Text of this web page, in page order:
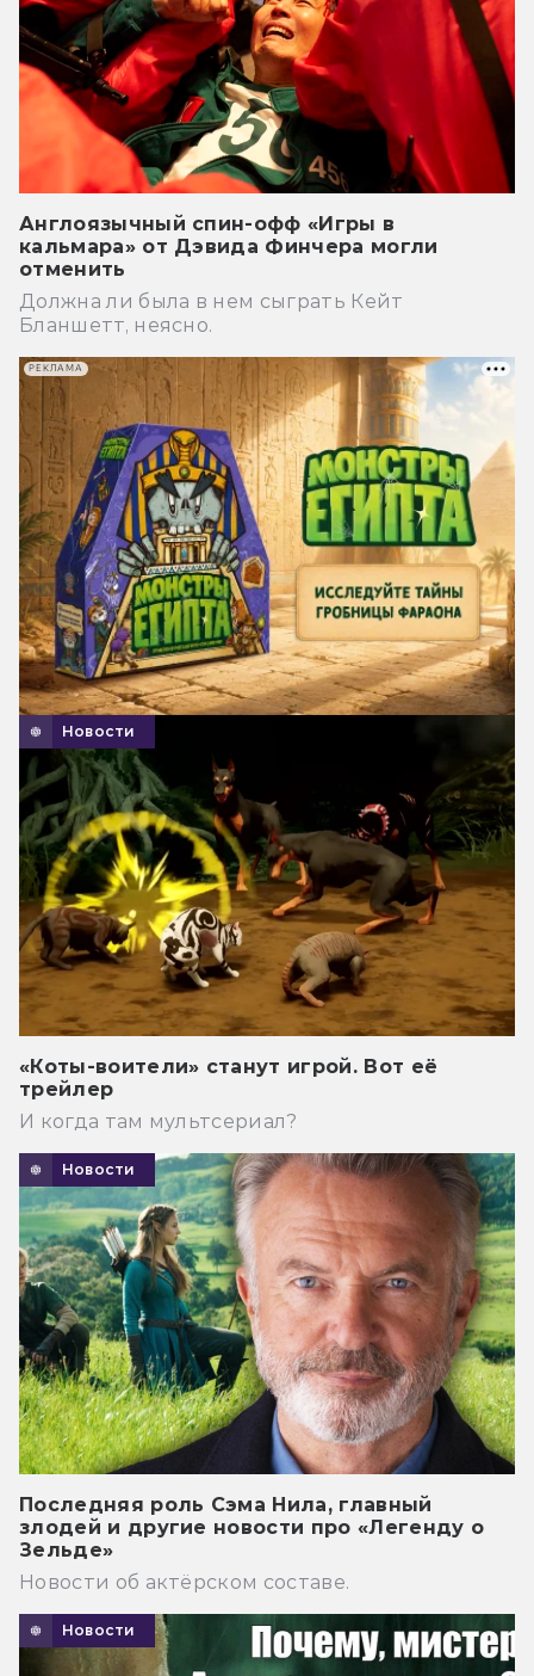
Англоязычный спин-офф «Игры в
кальмара» от Дэвида Финчера могли
отменить
Должна ли была в нем сыграть Кейт
Бланшетт, неясно.
Новости
«Коты-воители» станут игрой. Вот её
трейлер
И когда там мультсериал?
Новости
Последняя роль Сэма Нила, главный
злодей и другие новости про «Легенду о
Зельде»
Новости об актёрском составе.
Новости
РЕКЛАМА